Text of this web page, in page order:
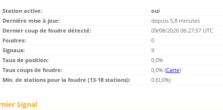
Station active:
oui
Dernière mise à jour:
depuis 5,8 minutes
Dernier coup de foudre détecté:
09/08/2026 06:27:57 UTC
Foudres:
0
Signaux:
9
Taux de position:
0,0%
Taux coups de foudre:
0,0% (Carte)
Min. de stations pour la foudre (13-18 stations):
0 (0,0%)
Signal